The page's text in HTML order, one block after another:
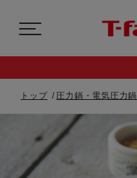
トップ 圧力鍋・電気圧力鍋